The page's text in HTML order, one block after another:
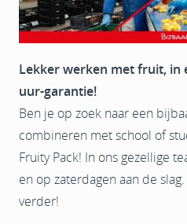
Lekker werken met fruit, in
uur-garantie!
Ben je op zoek naar een
combineren met school of
Fruity Pack! In ons gezellige
en op zaterdagen aan de
verder!